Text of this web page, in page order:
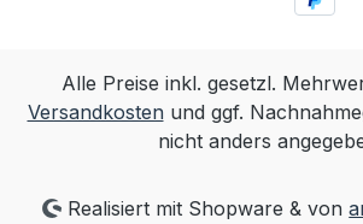
Alle Preise inkl. gesetzl.
Versandkostenund ggf.
nicht anders
Realisiert mit Shopware & von